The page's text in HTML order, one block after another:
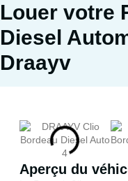
Louer votre
Diesel
Draayv
Aperçu du